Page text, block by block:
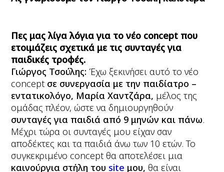
Πες μας λίγα λόγια για το νέο concept που
ετοιμάζεις σχετικά με τις συνταγές για
παιδικές τροφές.
Γιώργος Τσούλης: Έχω ξεκινήσει αυτό το νέο
concept σε συνεργασία με την παιδίατρο –
εντατικολόγο, Μαρία Χαντζάρα, μέλος της
ομάδας πλέον, ώστε να δημιουργηθούν
συνταγές για παιδιά από 9 μηνών και πάνω.
Μέχρι τώρα οι συνταγές μου είχαν σαν
αποδέκτες και τα παιδιά άνω των 10 ετών. Το
συγκεκριμένο concept θα αποτελέσει μια
καινούργια στήλη του site μου, θα είναι